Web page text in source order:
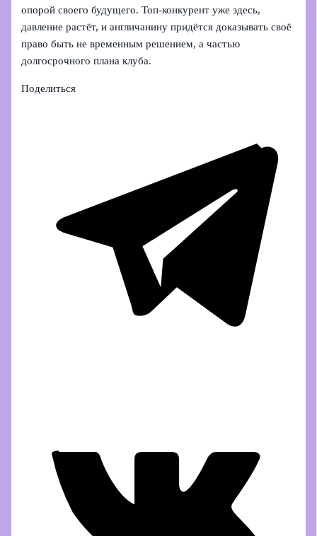
опорой своего будущего. Топ-конкурент уже здесь,
давление растёт, и англичанину придётся доказывать своё
право быть не временным решением, а частью
долгосрочного плана клуба.
Поделиться